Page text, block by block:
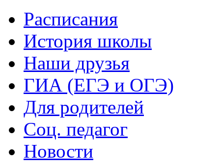
Расписания
История школы
Наши друзья
ГИА (ЕГЭ и ОГЭ)
Для родителей
Соц. педагог
Новости